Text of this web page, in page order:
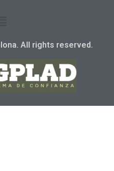
All rights reserved.